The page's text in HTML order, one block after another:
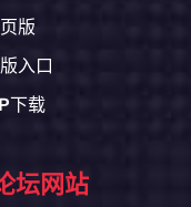
版
入口
下载
坛网站